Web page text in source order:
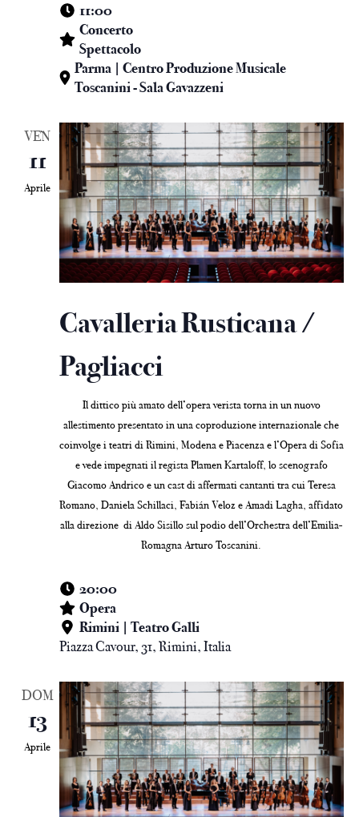
11:00
Concerto
Spettacolo
Parma | Centro Produzione Musicale
Toscanini - Sala Gavazzeni
VEN
11
Aprile
Cavalleria Rusticana /
Pagliacci
Il dittico più amato dell’opera verista torna in un nuovo
allestimento presentato in una coproduzione internazionale che
coinvolge i teatri di Rimini, Modena e Piacenza e l’Opera di Sofia
e vede impegnati il regista Plamen Kartaloff, lo scenografo
Giacomo Andrico e un cast di affermati cantanti tra cui Teresa
Romano, Daniela Schillaci, Fabián Veloz e Amadi Lagha, affidato
alla direzione di Aldo Sisillo sul podio dell’Orchestra dell’Emilia-
Romagna Arturo Toscanini.
20:00
Opera
Rimini | Teatro Galli
Piazza Cavour, 31, Rimini, Italia
DOM
13
Aprile